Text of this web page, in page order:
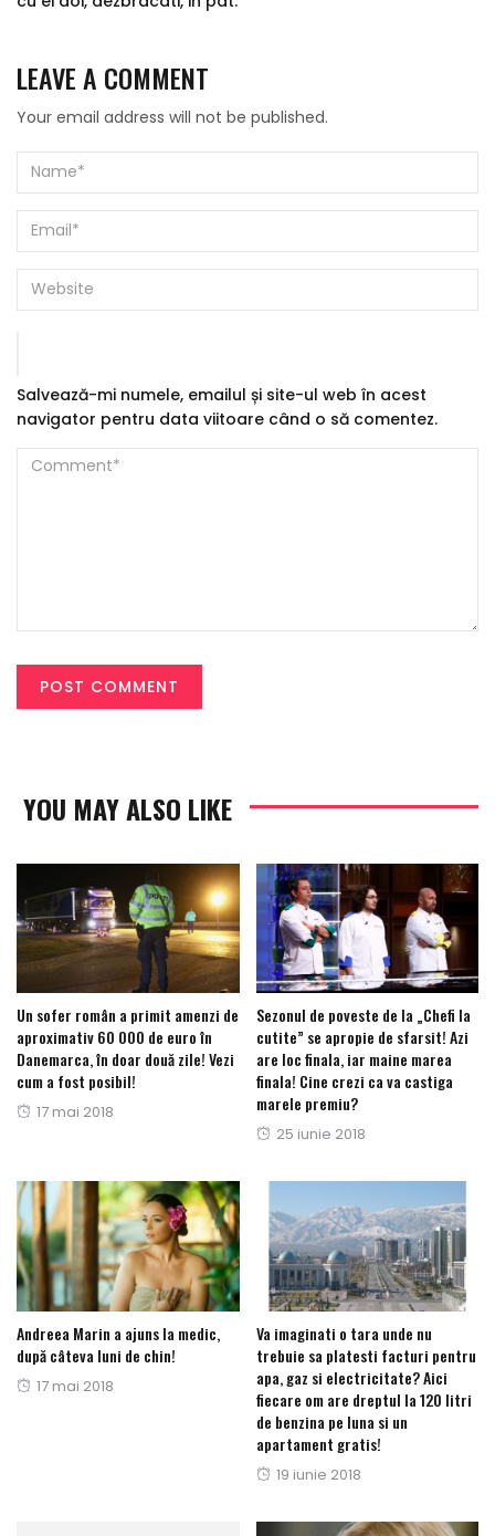
LEAVE A COMMENT
Your email address will not be published.
Salvează-mi numele, emailul și site-ul web în acest
navigator pentru data viitoare când o să comentez.
YOU MAY ALSO LIKE
Un sofer român a primit amenzi de
aproximativ 60 000 de euro în
Danemarca, în doar două zile! Vezi
cum a fost posibil!
Posted
17 mai 2018
Sezonul de poveste de la „Chefi la
cutite” se apropie de sfarsit! Azi
are loc finala, iar maine marea
finala! Cine crezi ca va castiga
marele premiu?
Posted
25 iunie 2018
Andreea Marin a ajuns la medic,
după câteva luni de chin!
Posted
17 mai 2018
Va imaginati o tara unde nu
trebuie sa platesti facturi pentru
apa, gaz si electricitate? Aici
fiecare om are dreptul la 120 litri
de benzina pe luna si un
apartament gratis!
Posted
19 iunie 2018